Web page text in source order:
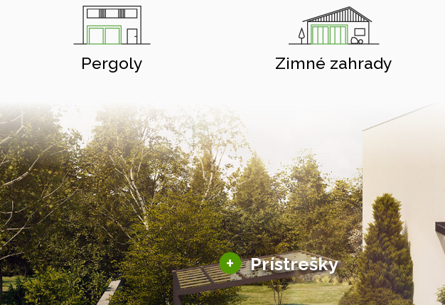
Pergoly Zimné zahrady
+ Prístrešky
Hliníkové prístrešky
Solárne prístrešky pre auto